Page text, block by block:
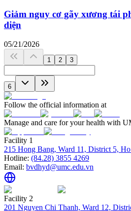
Giảm nguy cơ gãy xương tái
diện
05/21/2026
1 2 3
6
Follow the official information at
Manage and care for your health with
Facility 1
215 Hong Bang, Ward 11, District 5,
Hotline: (84.28) 3855 4269
Email: bvdhyd@umc.edu.vn
Facility 2
201 Nguyen Chi Thanh, Ward 12,